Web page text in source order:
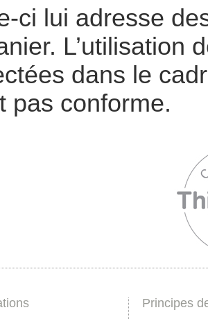
ci lui adresse
L’utilisation
dans le
pas conforme.
Principes